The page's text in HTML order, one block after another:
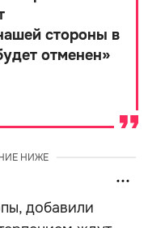
стороны в
отменен»
НИЖЕ
добавили